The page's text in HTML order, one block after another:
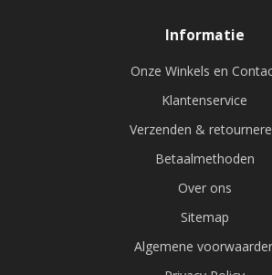
Informatie
Onze Winkels en
Klantenservice
Verzenden &
Betaalmethoden
Over ons
Sitemap
Algemene